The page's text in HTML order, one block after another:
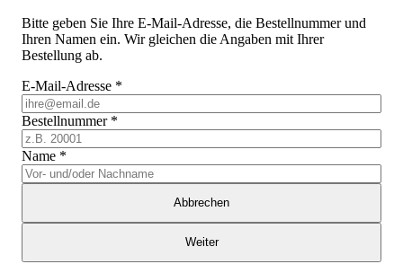
Bitte geben Sie Ihre E-Mail-Adresse, die Bestellnummer und
Ihren Namen ein. Wir gleichen die Angaben mit Ihrer
Bestellung ab.
E-Mail-Adresse *
Bestellnummer *
Name *
Abbrechen
Weiter